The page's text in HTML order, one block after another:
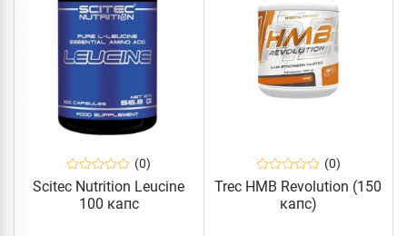
(0)
Scitec Nutrition Leucine
100 капс
(0)
Trec HMB Revolution (150
капс)